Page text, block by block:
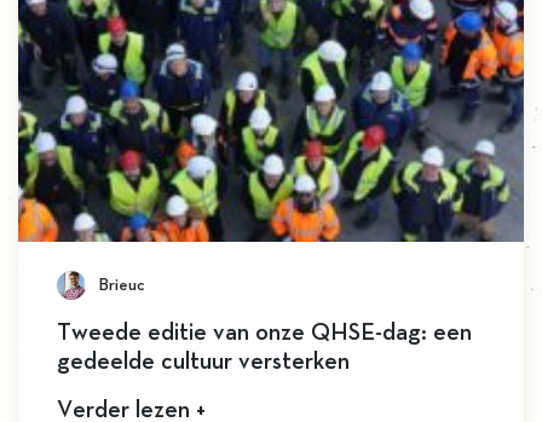
Brieuc
Tweede editie van onze QHSE-dag: een
gedeelde cultuur versterken
Verder lezen +